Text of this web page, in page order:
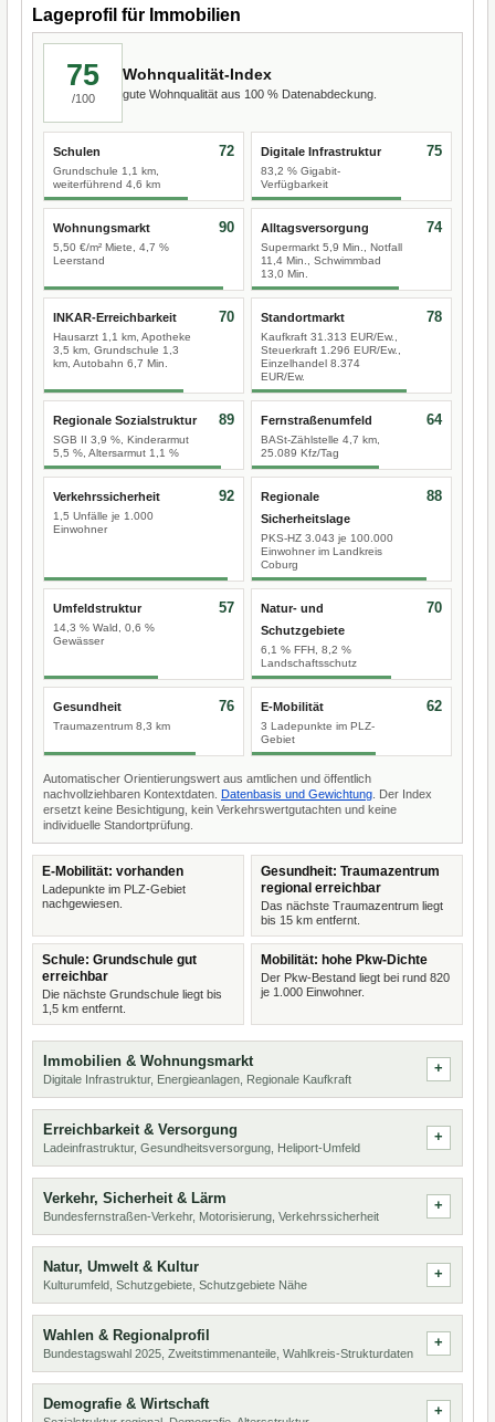
Lageprofil für Immobilien
75
/100
Wohnqualität-Index
gute Wohnqualität aus 100 % Datenabdeckung.
Schulen
Grundschule 1,1 km,
weiterführend 4,6 km
72 Digitale Infrastruktur
83,2 % Gigabit-
Verfügbarkeit
75
Wohnungsmarkt
5,50 €/m² Miete, 4,7 %
Leerstand
90 Alltagsversorgung
Supermarkt 5,9 Min., Notfall
11,4 Min., Schwimmbad
13,0 Min.
74
INKAR-Erreichbarkeit
Hausarzt 1,1 km, Apotheke
3,5 km, Grundschule 1,3
km, Autobahn 6,7 Min.
70 Standortmarkt
Kaufkraft 31.313 EUR/Ew.,
Steuerkraft 1.296 EUR/Ew.,
Einzelhandel 8.374
EUR/Ew.
78
Regionale Sozialstruktur
SGB II 3,9 %, Kinderarmut
5,5 %, Altersarmut 1,1 %
89 Fernstraßenumfeld
BASt-Zählstelle 4,7 km,
25.089 Kfz/Tag
64
Verkehrssicherheit
1,5 Unfälle je 1.000
Einwohner
92
Regionale
Sicherheitslage
PKS-HZ 3.043 je 100.000
Einwohner im Landkreis
Coburg
88
Umfeldstruktur
14,3 % Wald, 0,6 %
Gewässer
57
Natur- und
Schutzgebiete
6,1 % FFH, 8,2 %
Landschaftsschutz
70
Gesundheit
Traumazentrum 8,3 km
76 E-Mobilität
3 Ladepunkte im PLZ-
Gebiet
62
Automatischer Orientierungswert aus amtlichen und öffentlich
nachvollziehbaren Kontextdaten. Datenbasis und Gewichtung . Der Index
ersetzt keine Besichtigung, kein Verkehrswertgutachten und keine
individuelle Standortprüfung.
E-Mobilität: vorhanden
Ladepunkte im PLZ-Gebiet
nachgewiesen.
Gesundheit: Traumazentrum
regional erreichbar
Das nächste Traumazentrum liegt
bis 15 km entfernt.
Schule: Grundschule gut
erreichbar
Die nächste Grundschule liegt bis
1,5 km entfernt.
Mobilität: hohe Pkw-Dichte
Der Pkw-Bestand liegt bei rund 820
je 1.000 Einwohner.
Immobilien & Wohnungsmarkt
Digitale Infrastruktur, Energieanlagen, Regionale Kaufkraft
Erreichbarkeit & Versorgung
Ladeinfrastruktur, Gesundheitsversorgung, Heliport-Umfeld
Verkehr, Sicherheit & Lärm
Bundesfernstraßen-Verkehr, Motorisierung, Verkehrssicherheit
Natur, Umwelt & Kultur
Kulturumfeld, Schutzgebiete, Schutzgebiete Nähe
Wahlen & Regionalprofil
Bundestagswahl 2025, Zweitstimmenanteile, Wahlkreis-Strukturdaten
Demografie & Wirtschaft